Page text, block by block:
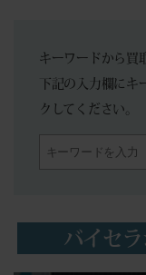
キーワードから買
下記の入力欄に
クしてください。
バイセ